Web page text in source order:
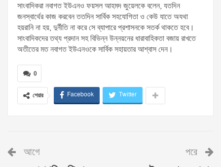
সাংবাদিকরা নবাগত ইউএনও ফয়সল আহমদ জুয়েলকে বলেন, যতদিন
জনস্বার্থের কাজ করবেন ততদিন সার্বিক সহযোগিতা ও কেউ যাতে অযথা
হয়রানি না হয়, দুর্নীতি না করে সে ব্যাপারে প্রশাসনকে সতর্ক থাকতে হবে।
সাংবাদিকদের তথ্য প্রদান সহ বিভিন্ন উন্নয়নের ধারাবাহিকতা বজায় রাখতে
অতীতের মত নবাগত ইউএনওকে সার্বিক সহায়তার আশ্বাস দেন।
0
শেয়ার Facebook Twitter
আগে পরে